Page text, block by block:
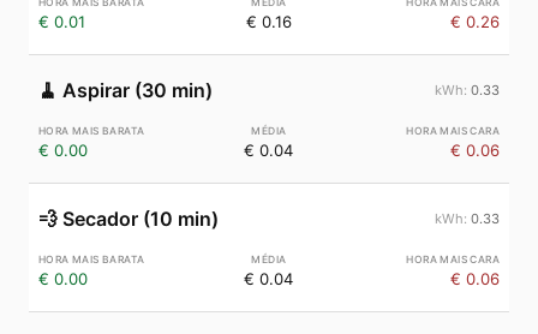
€ 0.01 € 0.16 € 0.26
🧹 Aspirar (30 min) 0.33
€ 0.00 € 0.04 € 0.06
💨 Secador (10 min) 0.33
€ 0.00 € 0.04 € 0.06